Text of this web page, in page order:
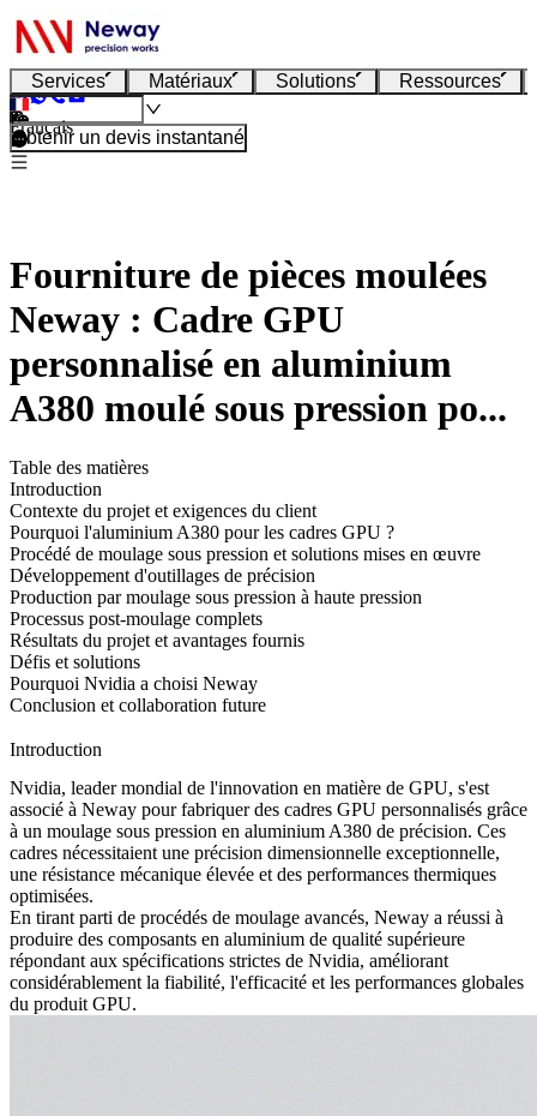
Services Matériaux Solutions Ressources
Français
Obtenir un devis instantané
Fourniture de pièces moulées
Neway : Cadre GPU
personnalisé en aluminium
A380 moulé sous pression po...
Table des matières
Introduction
Contexte du projet et exigences du client
Pourquoi l'aluminium A380 pour les cadres GPU ?
Procédé de moulage sous pression et solutions mises en œuvre
Développement d'outillages de précision
Production par moulage sous pression à haute pression
Processus post-moulage complets
Résultats du projet et avantages fournis
Défis et solutions
Pourquoi Nvidia a choisi Neway
Conclusion et collaboration future
Introduction
Nvidia, leader mondial de l'innovation en matière de GPU, s'est
associé à Neway pour fabriquer des cadres GPU personnalisés grâce
à un moulage sous pression en aluminium A380 de précision. Ces
cadres nécessitaient une précision dimensionnelle exceptionnelle,
une résistance mécanique élevée et des performances thermiques
optimisées.
En tirant parti de procédés de moulage avancés, Neway a réussi à
produire des composants en aluminium de qualité supérieure
répondant aux spécifications strictes de Nvidia, améliorant
considérablement la fiabilité, l'efficacité et les performances globales
du produit GPU.